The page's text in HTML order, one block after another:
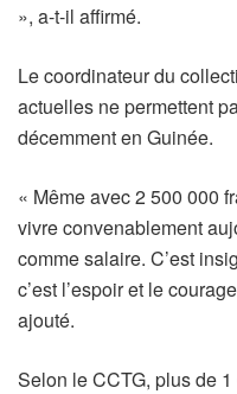
», a-t-il affirmé.
Le coordinateur du
actuelles ne permettent
décemment en Guinée.
« Même avec 2 500 000
vivre convenablement
comme salaire. C’est
c’est l’espoir et le
ajouté.
Selon le CCTG, plus de